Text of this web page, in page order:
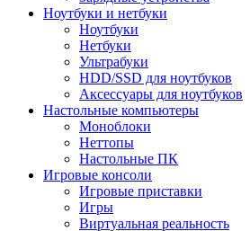
Ноутбуки и нетбуки
Ноутбуки
Нетбуки
Ультрабуки
HDD/SSD для ноутбуков
Аксессуары для ноутбуков
Настольные компьютеры
Моноблоки
Неттопы
Настольные ПК
Игровые консоли
Игровые приставки
Игры
Виртуальная реальность